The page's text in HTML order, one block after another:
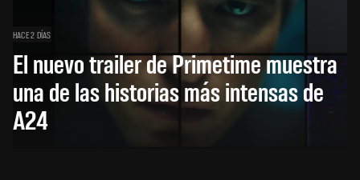
HACE 2 DÍAS
El nuevo trailer de Primetime muestra
una de las historias más intensas de
A24